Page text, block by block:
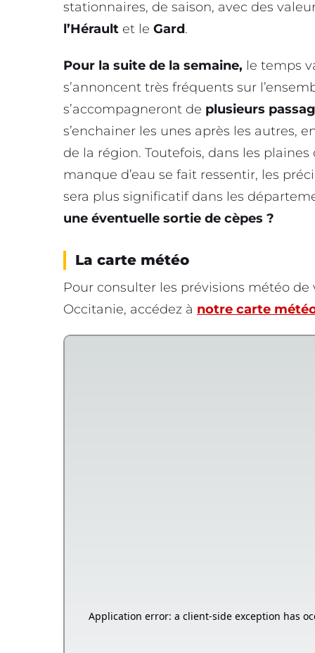
stationnaires, de saison, avec des
l’Hérault et le Gard.
Pour la suite de la semaine, le temps
s’annoncent très fréquents sur
s’accompagneront de plusieurs
s’enchainer les unes après les autres,
de la région. Toutefois, dans les
manque d’eau se fait ressentir, les
sera plus significatif dans les
une éventuelle sortie de cèpes ?
La carte météo
Pour consulter les prévisions météo
Occitanie, accédez à notre carte